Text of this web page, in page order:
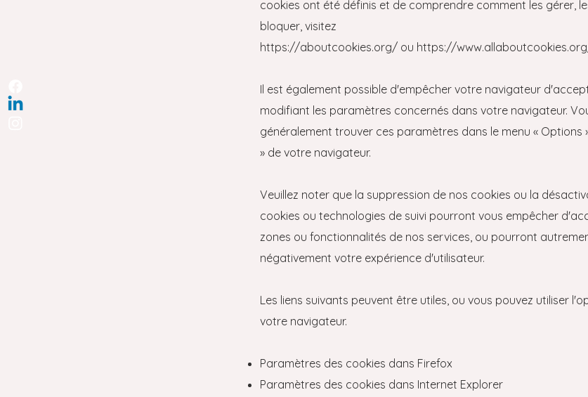
cookies ont été définis et de comprendre comment les gérer,
bloquer, visitez
https://aboutcookies.org/ ou https://
Il est également possible d'empêcher votre navigateur
modifiant les paramètres concernés dans votre navigateur.
généralement trouver ces paramètres dans le menu « Options
» de votre navigateur.
Veuillez noter que la suppression de nos cookies ou la
cookies ou technologies de suivi pourront vous empêcher
zones ou fonctionnalités de nos services, ou pourront
négativement votre expérience d'utilisateur.
Les liens suivants peuvent être utiles, ou vous pouvez utiliser
votre navigateur.
Paramètres des cookies dans Firefox
Paramètres des cookies dans Internet Explorer